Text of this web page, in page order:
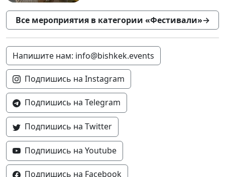
Все мероприятия в категории «Фестивали»→
Напишите нам: info@bishkek.events
Подпишись на Instagram
Подпишись на Telegram
Подпишись на Twitter
Подпишись на Youtube
Подпишись на Facebook